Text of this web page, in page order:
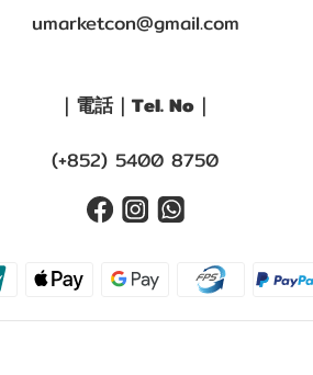
umarketcon@gmail.com
｜電話｜Tel. No｜
(+852) 5400 8750